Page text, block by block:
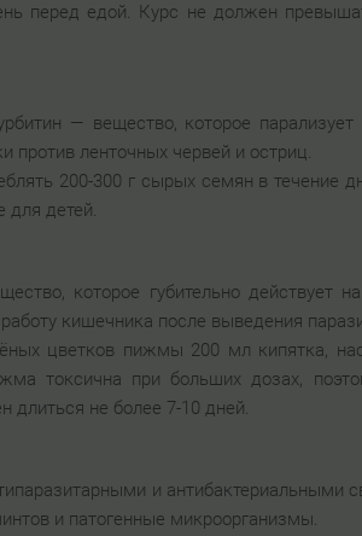
перед едой. Курс не должен
— вещество, которое
ленточных червей и остриц.
200-300 г сырых семян в
для детей.
которое губительно действует
кишечника после выведения
цветков пижмы 200 мл кипятка,
токсична при больших дозах,
длиться не более 7-10 дней.
и антибактериальными
и патогенные микроорганизмы.